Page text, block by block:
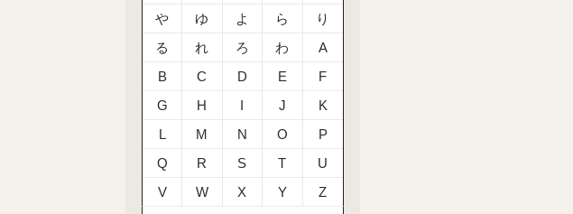
や
ゆ よ ら
り
る
れ ろ わ
A
B
C D E
F
G
H I J
K
L
M N O
P
Q
R S T
U
V
W X Y
Z